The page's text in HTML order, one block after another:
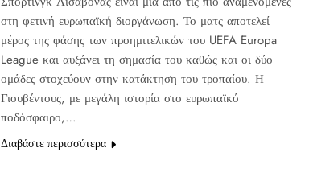
στη φετινή ευρωπαϊκή διοργάνωση. Το ματς αποτελεί
μέρος της φάσης των προημιτελικών του UEFA Europa
League και αυξάνει τη σημασία του καθώς και οι δύο
ομάδες στοχεύουν στην κατάκτηση του τροπαίου. Η
Γιουβέντους, με μεγάλη ιστορία στο ευρωπαϊκό
ποδόσφαιρο,…
Διαβάστε περισσότερα